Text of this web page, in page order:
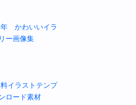
かわいいイラ
ー画像集
イラストテンプ
ロード素材